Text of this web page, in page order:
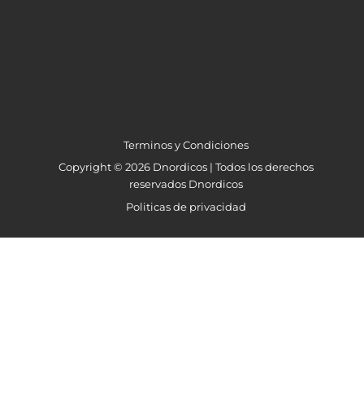
Terminos y Condiciones
Copyright © 2026 Dnordicos | Todos los derechos
reservados Dnordicos
Politicas de privacidad